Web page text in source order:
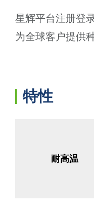
星辉平台注册登
为全球客户提供
特性
耐高温